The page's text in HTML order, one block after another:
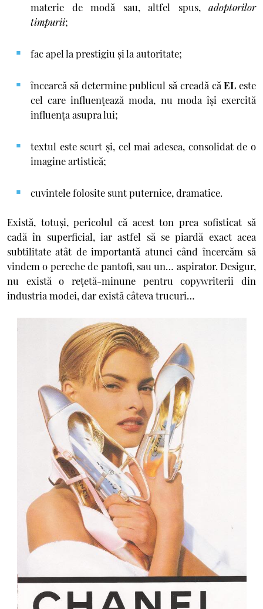
materie de modă sau, altfel spus, adoptorilor
timpurii;
fac apel la prestigiu şi la autoritate;
încearcă să determine publicul să creadă căEL este
cel care influențează moda, nu moda îşi exercită
influenţa asupra lui;
textul este scurt şi, cel mai adesea, consolidat de o
imagine artistică;
cuvintele folosite sunt puternice, dramatice.
Există, totuși, pericolul că acest ton prea sofisticat să
cadă în superficial, iar astfel să se piardă exact acea
subtilitate atât de importantă atunci când încercăm să
vindem o pereche de pantofi, sau un… aspirator. Desigur,
nu există o rețetă-minune pentru copywriterii din
industria modei, dar există câteva trucuri…